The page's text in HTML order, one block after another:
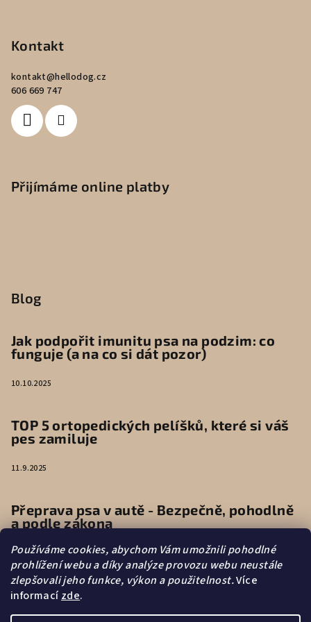
Používáme cookies, abychom Vám umožnili pohodlné
prohlížení webu a díky analýze provozu webu neustále
zlepšovali jeho funkce, výkon a použitelnost.Více
informacízde.
Kontakt
kontakt@hellodog.cz
606 669 747
Přijímáme online platby
Blog
Jak podpořit imunitu psa na podzim: co
funguje (a na co si dát pozor)
10.10.2025
TOP 5 ortopedických pelíšků, které si váš
pes zamiluje
11.9.2025
Přeprava psa v autě - Bezpečně, pohodlně
a podle zákona
9.6.2025